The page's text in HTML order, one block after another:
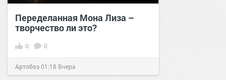
Переделанная Мона Лиза –
творчество ли это?
0 0
Артобоз01:18 Вчера